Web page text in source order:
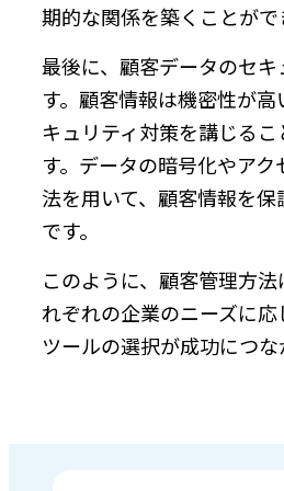
期的な関係を築くことがで
最後に、顧客データのセ
す。顧客情報は機密性が
キュリティ対策を講じる
す。データの暗号化やア
法を用いて、顧客情報を
です。
このように、顧客管理方
れぞれの企業のニーズに
ツールの選択が成功につな